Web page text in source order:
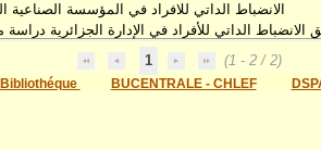
الانضباط الداتي للافراد في المؤسسة
الانضباط الداتي للأفراد في الإدارة الجزائرية
1
(1 - 2 / 2)
BUCENTRALE - CHLEF